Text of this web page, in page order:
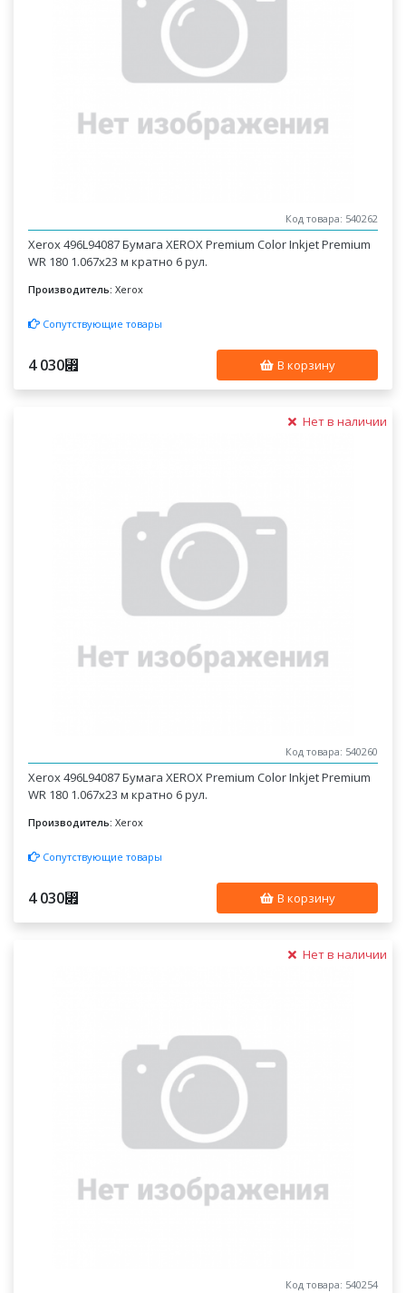
Код товара: 540262
Xerox 496L94087 Бумага XEROX Premium Color Inkjet Premium
WR 180 1.067x23 м кратно 6 рул.
Производитель: Xerox
Сопутствующие товары
4 030⃏ В корзину
Нет в наличии
Код товара: 540260
Xerox 496L94087 Бумага XEROX Premium Color Inkjet Premium
WR 180 1.067x23 м кратно 6 рул.
Производитель: Xerox
Сопутствующие товары
4 030⃏ В корзину
Нет в наличии
Код товара: 540254